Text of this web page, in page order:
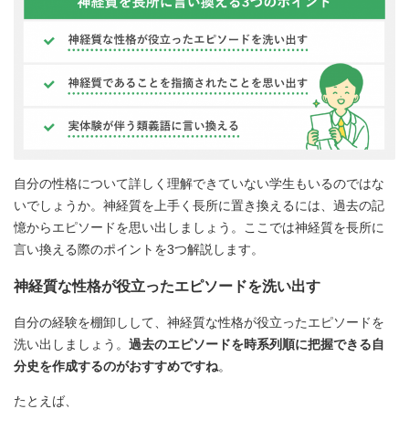
自分の性格について詳しく理解できていない学生もいるのではな
いでしょうか。神経質を上手く長所に置き換えるには、過去の記
憶からエピソードを思い出しましょう。ここでは神経質を長所に
言い換える際のポイントを3つ解説します。
神経質な性格が役立ったエピソードを洗い出す
自分の経験を棚卸しして、神経質な性格が役立ったエピソードを
洗い出しましょう。 過去のエピソードを時系列順に把握できる自
分史を作成するのがおすすめですね。
たとえば、